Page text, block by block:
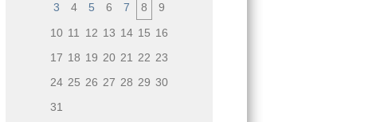
3
4 5 6 7 8
9
10 11 12 13 14 15 16
17 18 19 20 21 22 23
24 25 26 27 28 29 30
31